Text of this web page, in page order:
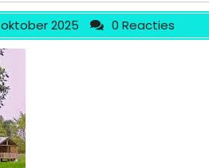
2025 0 Reacties